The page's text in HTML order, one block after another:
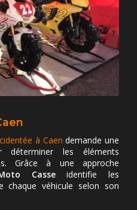
à Caen demande une
déterminer les éléments
Grâce à une approche
Casseidentifie les
chaque véhicule selon son